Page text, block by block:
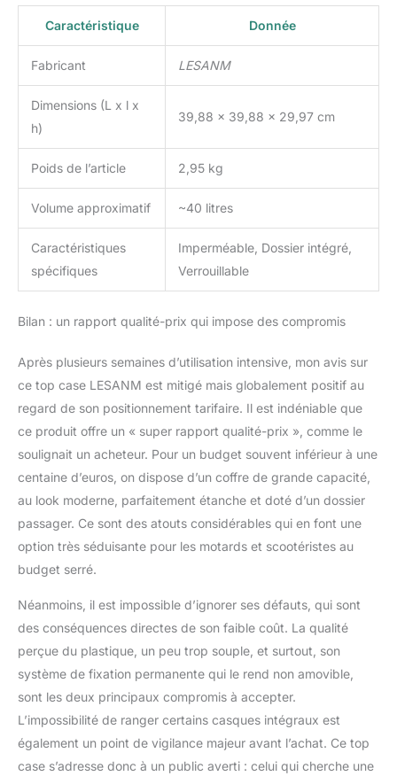
Caractéristique Donnée
Fabricant LESANM
Dimensions (L x l x
h)
39,88 x 39,88 x 29,97 cm
Poids de l’article 2,95 kg
Volume approximatif ~40 litres
Caractéristiques
spécifiques
Imperméable, Dossier intégré,
Verrouillable
Bilan : un rapport qualité-prix qui impose des compromis
Après plusieurs semaines d’utilisation intensive, mon avis sur
ce top case LESANM est mitigé mais globalement positif au
regard de son positionnement tarifaire. Il est indéniable que
ce produit offre un « super rapport qualité-prix », comme le
soulignait un acheteur. Pour un budget souvent inférieur à une
centaine d’euros, on dispose d’un coffre de grande capacité,
au look moderne, parfaitement étanche et doté d’un dossier
passager. Ce sont des atouts considérables qui en font une
option très séduisante pour les motards et scootéristes au
budget serré.
Néanmoins, il est impossible d’ignorer ses défauts, qui sont
des conséquences directes de son faible coût. La qualité
perçue du plastique, un peu trop souple, et surtout, son
système de fixation permanente qui le rend non amovible,
sont les deux principaux compromis à accepter.
L’impossibilité de ranger certains casques intégraux est
également un point de vigilance majeur avant l’achat. Ce top
case s’adresse donc à un public averti : celui qui cherche une